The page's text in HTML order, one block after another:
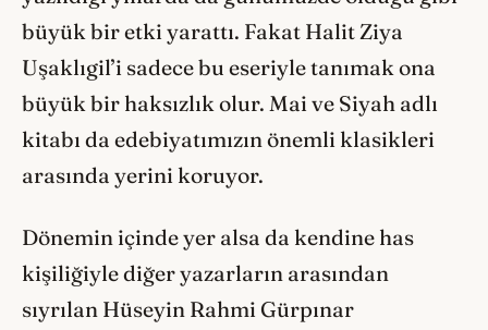
büyük bir etki yarattı. Fakat Halit Ziya
Uşaklıgil’i sadece bu eseriyle tanımak ona
büyük bir haksızlık olur. Mai ve Siyah adlı
kitabı da edebiyatımızın önemli klasikleri
arasında yerini koruyor.
Dönemin içinde yer alsa da kendine has
kişiliğiyle diğer yazarların arasından
sıyrılan Hüseyin Rahmi Gürpınar